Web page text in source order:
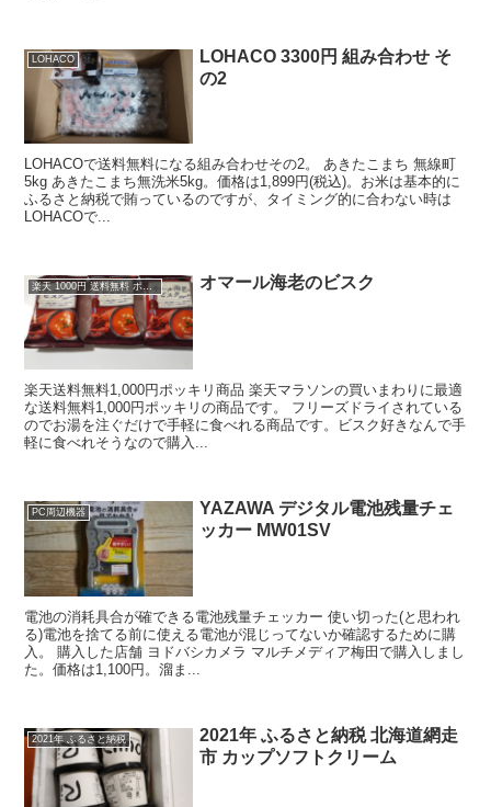
LOHACO
LOHACO 3300円 組み合わせ そ
の2
LOHACOで送料無料になる組み合わせその2。 あきたこまち 無線町
5kg あきたこまち無洗米5kg。価格は1,899円(税込)。お米は基本的に
ふるさと納税で賄っているのですが、タイミング的に合わない時は
LOHACOで...
楽天 1000円 送料無料 ポッキリ オマール海老のビスク
楽天送料無料1,000円ポッキリ商品 楽天マラソンの買いまわりに最適
な送料無料1,000円ポッキリの商品です。 フリーズドライされている
のでお湯を注ぐだけで手軽に食べれる商品です。ビスク好きなんで手
軽に食べれそうなので購入...
PC周辺機器
YAZAWA デジタル電池残量チェ
ッカー MW01SV
電池の消耗具合が確できる電池残量チェッカー 使い切った(と思われ
る)電池を捨てる前に使える電池が混じってないか確認するために購
入。 購入した店舗 ヨドバシカメラ マルチメディア梅田で購入しまし
た。価格は1,100円。溜ま...
2021年 ふるさと納税
2021年 ふるさと納税 北海道網走
市 カップソフトクリーム